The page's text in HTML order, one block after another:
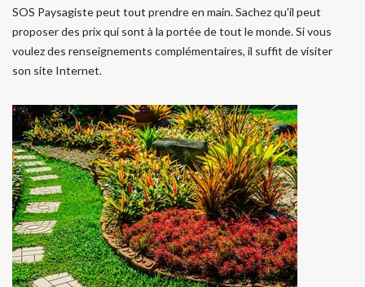
SOS Paysagiste peut tout prendre en main. Sachez qu'il peut
proposer des prix qui sont à la portée de tout le monde. Si vous
voulez des renseignements complémentaires, il suffit de visiter
son site Internet.